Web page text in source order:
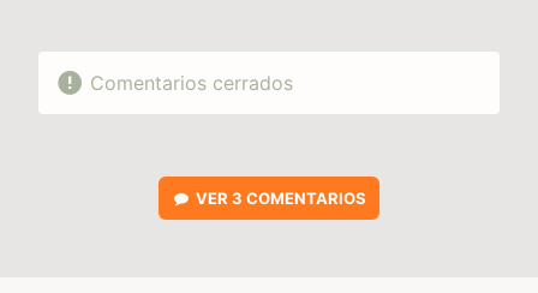
Comentarios cerrados
VER 3 COMENTARIOS